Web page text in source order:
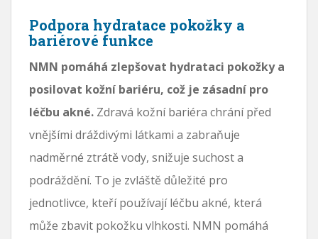
Podpora hydratace pokožky a
bariérové ​​funkce
NMN pomáhá zlepšovat hydrataci pokožky a
posilovat kožní bariéru, což je zásadní pro
léčbu akné. Zdravá kožní bariéra chrání před
vnějšími dráždivými látkami a zabraňuje
nadměrné ztrátě vody, snižuje suchost a
podráždění. To je zvláště důležité pro
jednotlivce, kteří používají léčbu akné, která
může zbavit pokožku vlhkosti. NMN pomáhá